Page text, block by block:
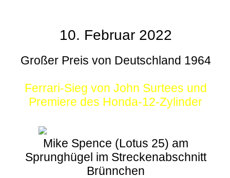
10. Februar 2022
Großer Preis von Deutschland 1964
Ferrari-Sieg von John Surtees und
Premiere des Honda-12-Zylinder
Mike Spence (Lotus 25) am
Sprunghügel im Streckenabschnitt
Brünnchen